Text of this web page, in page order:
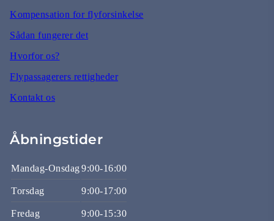
Kompensation for flyforsinkelse
Sådan fungerer det
Hvorfor os?
Flypassagerers rettigheder
Kontakt os
Åbningstider
Mandag-Onsdag9:00-16:00
Torsdag 9:00-17:00
Fredag 9:00-15:30